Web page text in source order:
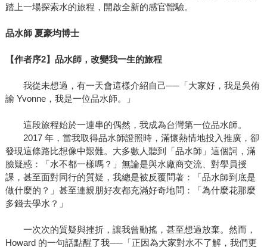
踏上一場探索水的旅程，開啟全新的感官體驗。
品水師 夏豪均博士
【作者序2】 品水師，改變我一生的旅程
我從未想過，有一天會這樣介紹自己──「大家好，我是吳侑
諭 Yvonne，我是一位品水師。」
這段旅程始於一連串的偶然，我成為台灣第一位品水師。
2017 年，當我取得品水師證照時，滿懷熱情地投入推廣，卻
發現這條路比想像中艱難。大多數人聽到「品水師」這個詞，滿
臉疑惑：「水不都一樣嗎？」無論是與水廠商交流、對學員授
課，甚至面對同行的質疑，我總是被反覆問著：「品水師到底是
做什麼的？」甚至連親朋好友都充滿好奇地問：「為什麼花那麼
多錢去學水？」
一次次的質疑與挫折，讓我曾動搖，甚至想過放棄。然而，
Howard 的一句話點醒了我──「正因為大家對水不了解，我們更